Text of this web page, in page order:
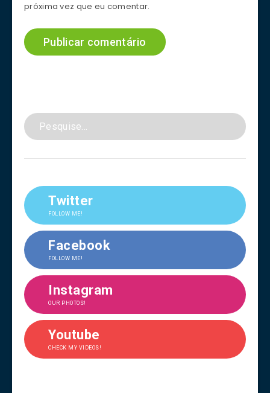
próxima vez que eu comentar.
Twitter
FOLLOW ME!
Facebook
FOLLOW ME!
Instagram
OUR PHOTOS!
Youtube
CHECK MY VIDEOS!